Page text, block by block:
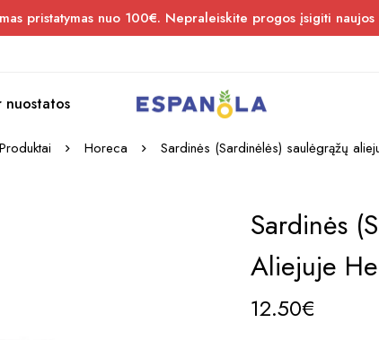
pristatymas nuo 100€. Nepraleiskite progos įsigiti
nuostatos
Horeca Sardinės (Sardinėlės) saulėgrąžų
Sardinės
Aliejuje
12.50€